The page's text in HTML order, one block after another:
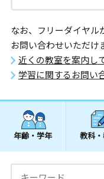
なお、フリーダイヤル
お問い合わせいただけ
近くの教室を案内し
学習に関するお問い
年齢・学年 教科